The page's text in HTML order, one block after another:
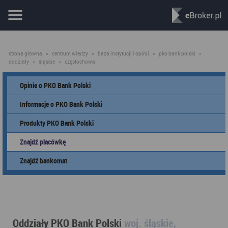
strona główna » centrum wiedzy » baza instytucji i opinii » pko bank polski
»
oddziały » śląskie » częstochowa
Opinie o PKO Bank Polski
Informacje o PKO Bank Polski
Produkty PKO Bank Polski
Znajdź placówkę
Znajdź bankomat
Oddziały PKO Bank Polski woj. śląskie,